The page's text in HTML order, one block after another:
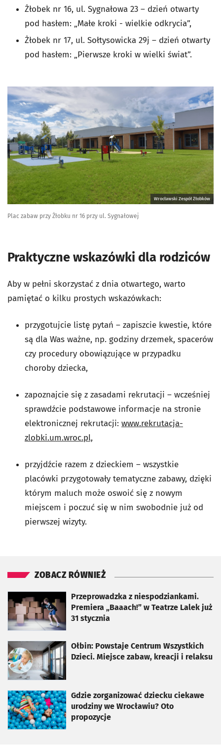
Żłobek nr 16, ul. Sygnałowa 23 – dzień otwarty
pod hasłem: „Małe kroki - wielkie odkrycia”,
Żłobek nr 17, ul. Sołtysowicka 29j – dzień otwarty
pod hasłem: „Pierwsze kroki w wielki świat”.
Wrocławski Zespół Żłobków
Plac zabaw przy Żłobku nr 16 przy ul. Sygnałowej
Praktyczne wskazówki dla rodziców
Aby w pełni skorzystać z dnia otwartego, warto
pamiętać o kilku prostych wskazówkach:
przygotujcie listę pytań – zapiszcie kwestie, które
są dla Was ważne, np. godziny drzemek, spacerów
czy procedury obowiązujące w przypadku
choroby dziecka,
zapoznajcie się z zasadami rekrutacji – wcześniej
sprawdźcie podstawowe informacje na stronie
elektronicznej rekrutacji: www.rekrutacja-
zlobki.um.wroc.pl,
przyjdźcie razem z dzieckiem – wszystkie
placówki przygotowały tematyczne zabawy, dzięki
którym maluch może oswoić się z nowym
miejscem i poczuć się w nim swobodnie już od
pierwszej wizyty.
ZOBACZ RÓWNIEŻ
Przeprowadzka z niespodziankami.
Premiera „Baaach!” w Teatrze Lalek już
31 stycznia
otworzy się w nowej karcie
Ołbin: Powstaje Centrum Wszystkich
Dzieci. Miejsce zabaw, kreacji i relaksu
otworzy się w nowej karcie
Gdzie zorganizować dziecku ciekawe
urodziny we Wrocławiu? Oto
propozycje
otworzy się w nowej karcie